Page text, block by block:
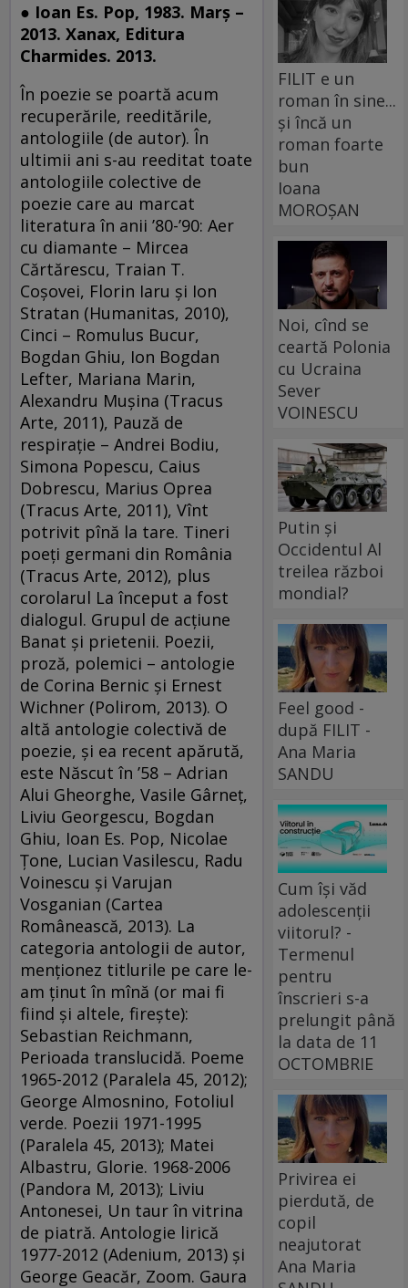
● Ioan Es. Pop, 1983. Marş –
2013. Xanax, Editura
Charmides. 2013.
În poezie se poartă acum
recuperările, reeditările,
antologiile (de autor). În
ultimii ani s-au reeditat toate
antologiile colective de
poezie care au marcat
literatura în anii ’80-’90: Aer
cu diamante – Mircea
Cărtărescu, Traian T.
Coşovei, Florin Iaru şi Ion
Stratan (Humanitas, 2010),
Cinci – Romulus Bucur,
Bogdan Ghiu, Ion Bogdan
Lefter, Mariana Marin,
Alexandru Muşina (Tracus
Arte, 2011), Pauză de
respiraţie – Andrei Bodiu,
Simona Popescu, Caius
Dobrescu, Marius Oprea
(Tracus Arte, 2011), Vînt
potrivit pînă la tare. Tineri
poeţi germani din România
(Tracus Arte, 2012), plus
corolarul La început a fost
dialogul. Grupul de acţiune
Banat şi prietenii. Poezii,
proză, polemici – antologie
de Corina Bernic şi Ernest
Wichner (Polirom, 2013). O
altă antologie colectivă de
poezie, şi ea recent apărută,
este Născut în ’58 – Adrian
Alui Gheorghe, Vasile Gârneţ,
Liviu Georgescu, Bogdan
Ghiu, Ioan Es. Pop, Nicolae
Ţone, Lucian Vasilescu, Radu
Voinescu şi Varujan
Vosganian (Cartea
Românească, 2013). La
categoria antologii de autor,
menţionez titlurile pe care le-
am ţinut în mînă (or mai fi
fiind şi altele, fireşte):
Sebastian Reichmann,
Perioada translucidă. Poeme
1965-2012 (Paralela 45, 2012);
George Almosnino, Fotoliul
verde. Poezii 1971-1995
(Paralela 45, 2013); Matei
Albastru, Glorie. 1968-2006
(Pandora M, 2013); Liviu
Antonesei, Un taur în vitrina
de piatră. Antologie lirică
1977-2012 (Adenium, 2013) şi
George Geacăr, Zoom. Gaura
FILIT e un
roman în sine...
și încă un
roman foarte
bun
Ioana
MOROȘAN
Noi, cînd se
ceartă Polonia
cu Ucraina
Sever
VOINESCU
Putin și
Occidentul Al
treilea război
mondial?
Feel good -
după FILIT -
Ana Maria
SANDU
Cum își văd
adolescenții
viitorul? -
Termenul
pentru
înscrieri s-a
prelungit până
la data de 11
OCTOMBRIE
Privirea ei
pierdută, de
copil
neajutorat
Ana Maria